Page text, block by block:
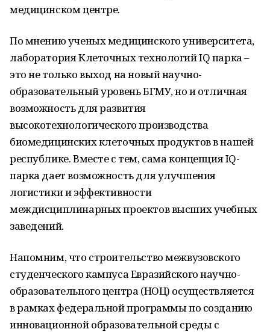
медицинском центре.
По мнению ученых медицинского университета,
лаборатория Клеточных технологий IQ парка –
это не только выход на новый научно-
образовательный уровень БГМУ, но и отличная
возможность для развития
высокотехнологического производства
биомедицинских клеточных продуктов в нашей
республике. Вместе с тем, сама концепция IQ-
парка дает возможность для улучшения
логистики и эффективности
междисциплинарных проектов высших учебных
заведений.
Напомним, что строительство межвузовского
студенческого кампуса Евразийского научно-
образовательного центра (НОЦ) осуществляется
в рамках федеральной программы по созданию
инновационной образовательной среды с